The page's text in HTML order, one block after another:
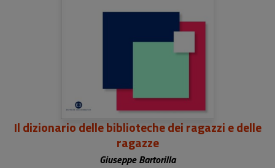
Il dizionario delle biblioteche dei ragazzi e delle
ragazze
Giuseppe Bartorilla